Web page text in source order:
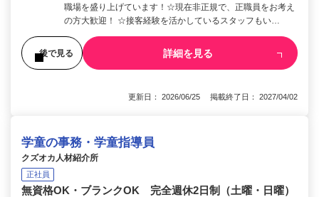
職場を盛り上げています！☆現在非正規で、正職員をお考え
の方大歓迎！ ☆接客経験を活かしているスタッフもい…
後で見る 詳細を見る
更新日： 2026/06/25 掲載終了日： 2027/04/02
学童の事務・学童指導員
クズオカ人材紹介所
正社員
無資格OK・ブランクOK 完全週休2日制（土曜・日曜）